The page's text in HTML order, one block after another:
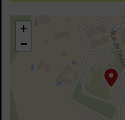
43.67724953248571,3.8143727311761917
+
−